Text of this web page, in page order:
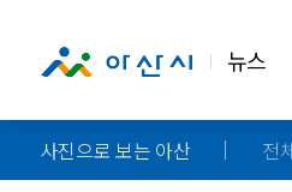
뉴스
사진으로 보는 아산 전